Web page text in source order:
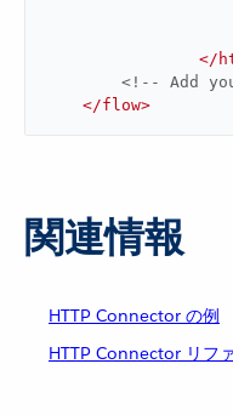
</
<!-- Add
</flow>
関連情報
HTTP Connector の例
HTTP Connector リフ